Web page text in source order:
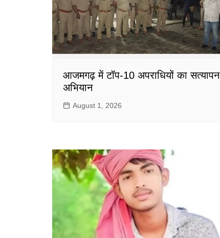
लखनऊ
सोनभद्र
आजमगढ़ में टॉप-10 अपराधियों का सत्यापन
अभियान
August 1, 2026